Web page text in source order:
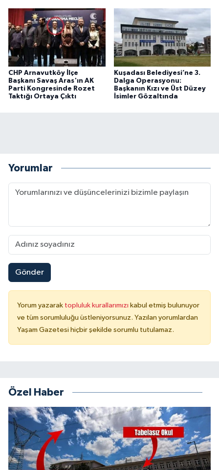
CHP Arnavutköy İlçe
Başkanı Savaş Aras'ın AK
Parti Kongresinde Rozet
Taktığı Ortaya Çıktı
Kuşadası Belediyesi’ne 3.
Dalga Operasyonu:
Başkanın Kızı ve Üst Düzey
İsimler Gözaltında
Yorumlar
Gönder
Yorum yazarak topluluk kurallarımızı kabul etmiş bulunuyor
ve tüm sorumluluğu üstleniyorsunuz. Yazılan yorumlardan
Yaşam Gazetesi hiçbir şekilde sorumlu tutulamaz.
Özel Haber